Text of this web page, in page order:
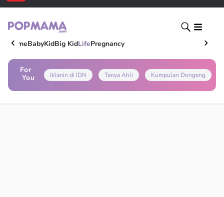
HomeBabyKidBig KidLifePregnancy
For
You
Iklanin di IDN Tanya Ahli Kumpulan Dongeng